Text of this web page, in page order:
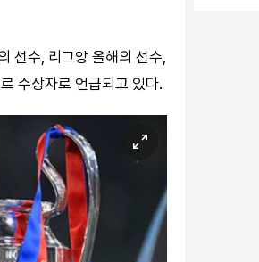
선수, 리그앙 올해의 선수,
수상자로 언급되고 있다.